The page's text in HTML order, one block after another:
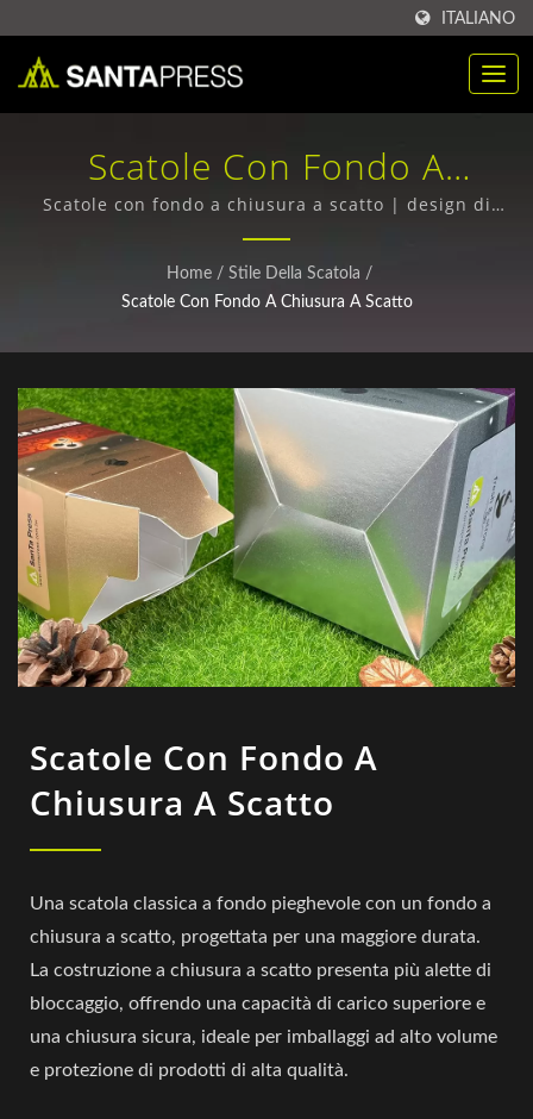
ITALIANO
Scatole Con Fondo A
Chiusura A Scatto | Acquisto
All'ingrosso Di Scatole Di
Imballaggio In Plastica RPET
Produttore | Santa Press
Co., Ltd.
Scatole con fondo a chiusura a scatto | design di
imballaggi innovativi e su misura
Home / Stile Della Scatola /
Scatole Con Fondo A Chiusura A Scatto
Scatole Con Fondo A
Chiusura A Scatto
Una scatola classica a fondo pieghevole con un fondo a
chiusura a scatto, progettata per una maggiore durata.
La costruzione a chiusura a scatto presenta più alette di
bloccaggio, offrendo una capacità di carico superiore e
una chiusura sicura, ideale per imballaggi ad alto volume
e protezione di prodotti di alta qualità.